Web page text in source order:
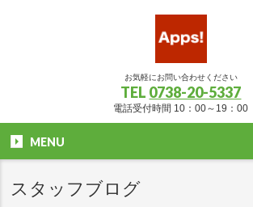
お気軽にお問い合わせください
TEL 0738-20-5337
電話受付時間 10：00～19：00
MENU
スタッフブログ